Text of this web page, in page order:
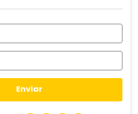
Enviar